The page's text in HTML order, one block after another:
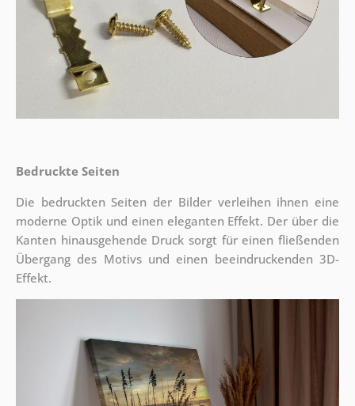
Bedruckte Seiten
Die bedruckten Seiten der Bilder verleihen ihnen eine
moderne Optik und einen eleganten Effekt. Der über die
Kanten hinausgehende Druck sorgt für einen fließenden
Übergang des Motivs und einen beeindruckenden 3D-
Effekt.